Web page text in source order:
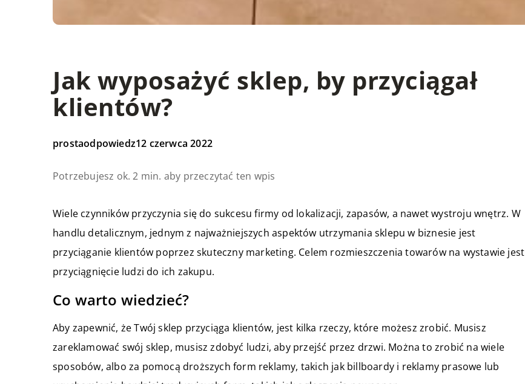
Jak wyposażyć sklep, by przyciągał
klientów?
prostaodpowiedz12 czerwca 2022
Potrzebujesz ok. 2 min. aby przeczytać ten wpis
Wiele czynników przyczynia się do sukcesu firmy od lokalizacji, zapasów, a nawet wystroju wnętrz. W
handlu detalicznym, jednym z najważniejszych aspektów utrzymania sklepu w biznesie jest
przyciąganie klientów poprzez skuteczny marketing. Celem rozmieszczenia towarów na wystawie jest
przyciągnięcie ludzi do ich zakupu.
Co warto wiedzieć?
Aby zapewnić, że Twój sklep przyciąga klientów, jest kilka rzeczy, które możesz zrobić. Musisz
zareklamować swój sklep, musisz zdobyć ludzi, aby przejść przez drzwi. Można to zrobić na wiele
sposobów, albo za pomocą droższych form reklamy, takich jak billboardy i reklamy prasowe lub